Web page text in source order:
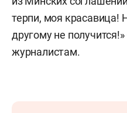
терпи, моя красавица!
другому не
журналистам.